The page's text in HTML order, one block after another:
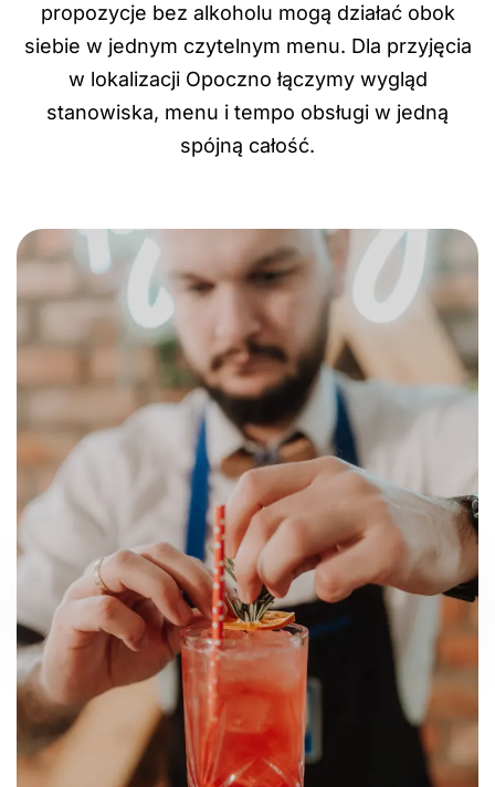
propozycje bez alkoholu mogą działać obok
siebie w jednym czytelnym menu. Dla przyjęcia
w lokalizacji Opoczno łączymy wygląd
stanowiska, menu i tempo obsługi w jedną
spójną całość.